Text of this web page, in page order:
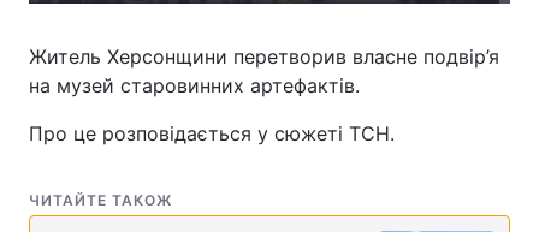
Житель Херсонщини перетворив власне подвір’я
на музей старовинних артефактів.
Про це розповідається у сюжеті ТСН.
ЧИТАЙТЕ ТАКОЖ